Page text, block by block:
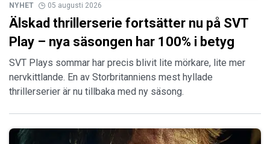
NYHET 05 augusti 2026
Älskad thrillerserie fortsätter nu på SVT
Play – nya säsongen har 100% i betyg
SVT Plays sommar har precis blivit lite mörkare, lite mer
nervkittlande. En av Storbritanniens mest hyllade
thrillerserier är nu tillbaka med ny säsong.